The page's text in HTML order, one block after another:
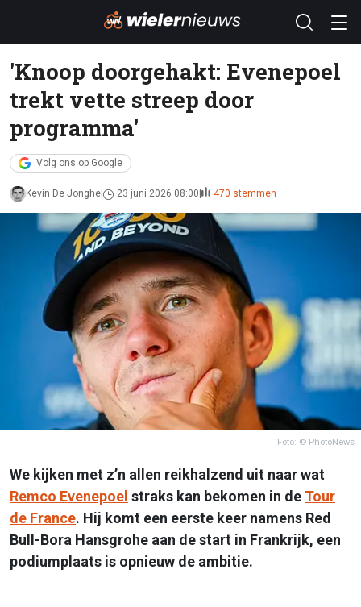
'Knoop doorgehakt: Evenepoel
trekt vette streep door
programma'
Volg ons op Google
Kevin De Jonghe 23 juni 2026 08:00 470 stemmen
Foto: © PhotoNews
We kijken met z’n allen reikhalzend uit naar wat
Remco Evenepoel straks kan bekomen in de Tour
de France. Hij komt een eerste keer namens Red
Bull-Bora Hansgrohe aan de start in Frankrijk, een
podiumplaats is opnieuw de ambitie.